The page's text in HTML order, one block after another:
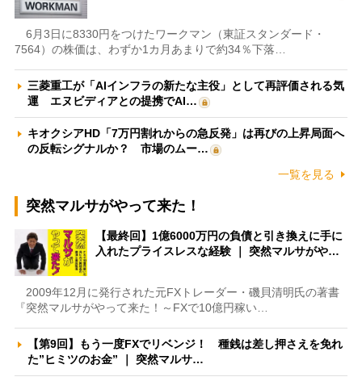
6月3日に8330円をつけたワークマン（東証スタンダード・
7564）の株価は、わずか1カ月あまりで約34％下落…
三菱重工が「AIインフラの新たな主役」として再評価される気
運 エヌビディアとの提携でAI…
キオクシアHD「7万円割れからの急反発」は再びの上昇局面へ
の反転シグナルか？ 市場のムー…
一覧を見る
突然マルサがやって来た！
【最終回】1億6000万円の負債と引き換えに手に
入れたプライスレスな経験 ｜ 突然マルサがや…
2009年12月に発行された元FXトレーダー・磯貝清明氏の著書
『突然マルサがやって来た！～FXで10億円稼い…
【第9回】もう一度FXでリベンジ！ 種銭は差し押さえを免れ
た”ヒミツのお金” ｜ 突然マルサ…